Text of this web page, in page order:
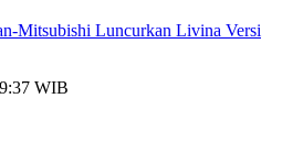
Mitsubishi Luncurkan Livina Versi
WIB